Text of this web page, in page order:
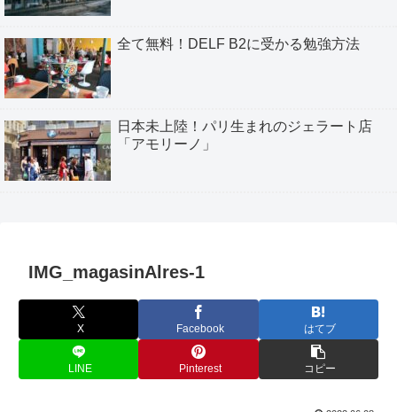
全て無料！DELF B2に受かる勉強方法
日本未上陸！パリ生まれのジェラート店
「アモリーノ」
IMG_magasinAlres-1
X Facebook はてブ
LINE Pinterest コピー